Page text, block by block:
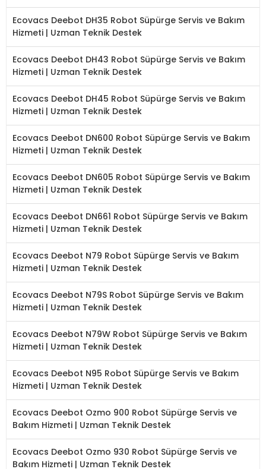
Ecovacs Deebot DH35 Robot Süpürge Servis ve Bakım
Hizmeti | Uzman Teknik Destek
Ecovacs Deebot DH43 Robot Süpürge Servis ve Bakım
Hizmeti | Uzman Teknik Destek
Ecovacs Deebot DH45 Robot Süpürge Servis ve Bakım
Hizmeti | Uzman Teknik Destek
Ecovacs Deebot DN600 Robot Süpürge Servis ve Bakım
Hizmeti | Uzman Teknik Destek
Ecovacs Deebot DN605 Robot Süpürge Servis ve Bakım
Hizmeti | Uzman Teknik Destek
Ecovacs Deebot DN661 Robot Süpürge Servis ve Bakım
Hizmeti | Uzman Teknik Destek
Ecovacs Deebot N79 Robot Süpürge Servis ve Bakım
Hizmeti | Uzman Teknik Destek
Ecovacs Deebot N79S Robot Süpürge Servis ve Bakım
Hizmeti | Uzman Teknik Destek
Ecovacs Deebot N79W Robot Süpürge Servis ve Bakım
Hizmeti | Uzman Teknik Destek
Ecovacs Deebot N95 Robot Süpürge Servis ve Bakım
Hizmeti | Uzman Teknik Destek
Ecovacs Deebot Ozmo 900 Robot Süpürge Servis ve
Bakım Hizmeti | Uzman Teknik Destek
Ecovacs Deebot Ozmo 930 Robot Süpürge Servis ve
Bakım Hizmeti | Uzman Teknik Destek